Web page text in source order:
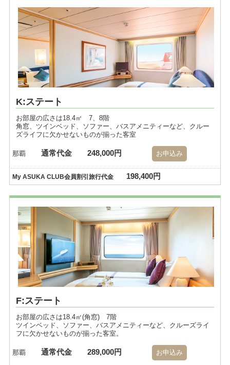
K:ステート
お部屋の広さは18.4㎡ 7、8階
角窓、ツインベッド、ソファー、バスアメニティーなど、クルー
ズライフに欠かせないものが揃った客室
那覇 通常代金 248,000円 お申込み
My ASUKA CLUB会員割引旅行代金 198,400円
F:ステート
お部屋の広さは18.4㎡(角窓) 7階
ツインベッド、ソファー、バスアメニティーなど、クルーズライ
フに欠かせないものが揃った客室。
那覇 通常代金 289,000円 お申込み